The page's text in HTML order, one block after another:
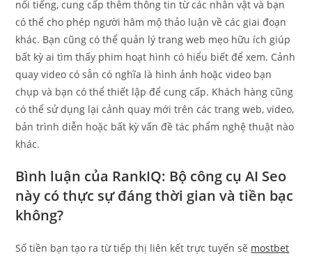
nổi tiếng, cung cấp thêm thông tin từ các nhân vật và bạn
có thể cho phép người hâm mộ thảo luận về các giai đoạn
khác. Bạn cũng có thể quản lý trang web mẹo hữu ích giúp
bất kỳ ai tìm thấy phim hoạt hình có hiểu biết để xem. Cảnh
quay video có sẵn có nghĩa là hình ảnh hoặc video bạn
chụp và bạn có thể thiết lập để cung cấp. Khách hàng cũng
có thể sử dụng lại cảnh quay mới trên các trang web, video,
bản trình diễn hoặc bất kỳ vấn đề tác phẩm nghệ thuật nào
khác.
Bình luận của RankIQ: Bộ công cụ AI Seo
này có thực sự đáng thời gian và tiền bạc
không?
Số tiền bạn tạo ra từ tiếp thị liên kết trực tuyến sẽ mostbet